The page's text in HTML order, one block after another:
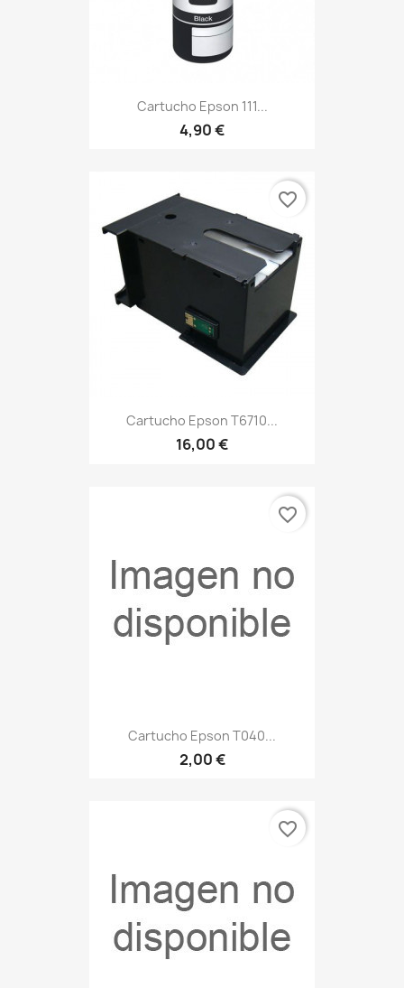
Cartucho Epson 111...
4,90 €
Cartucho Epson T6710...
16,00 €
favorite_border
Cartucho Epson T040...
2,00 €
favorite_border
favorite_border